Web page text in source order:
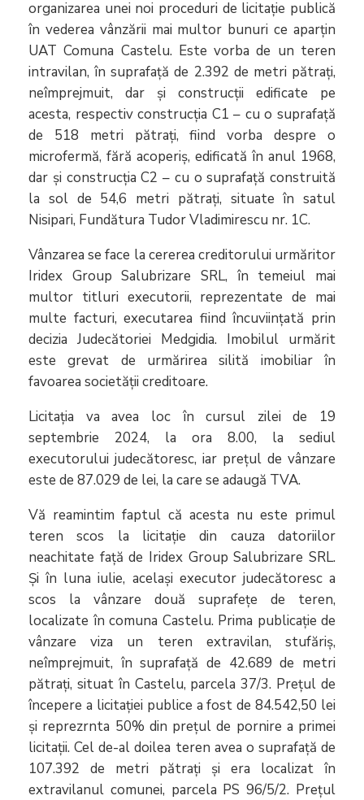
organizarea unei noi proceduri de licitație publică
în vederea vânzării mai multor bunuri ce aparțin
UAT Comuna Castelu. Este vorba de un teren
intravilan, în suprafață de 2.392 de metri pătrați,
neîmprejmuit, dar și construcții edificate pe
acesta, respectiv construcția C1 – cu o suprafață
de 518 metri pătrați, fiind vorba despre o
microfermă, fără acoperiș, edificată în anul 1968,
dar și construcția C2 – cu o suprafață construită
la sol de 54,6 metri pătrați, situate în satul
Nisipari, Fundătura Tudor Vladimirescu nr. 1C.
Vânzarea se face la cererea creditorului urmăritor
Iridex Group Salubrizare SRL, în temeiul mai
multor titluri executorii, reprezentate de mai
multe facturi, executarea fiind încuviințată prin
decizia Judecătoriei Medgidia. Imobilul urmărit
este grevat de urmărirea silită imobiliar în
favoarea societății creditoare.
Licitația va avea loc în cursul zilei de 19
septembrie 2024, la ora 8.00, la sediul
executorului judecătoresc, iar prețul de vânzare
este de 87.029 de lei, la care se adaugă TVA.
Vă reamintim faptul că acesta nu este primul
teren scos la licitație din cauza datoriilor
neachitate față de Iridex Group Salubrizare SRL.
Și în luna iulie, același executor judecătoresc a
scos la vânzare două suprafețe de teren,
localizate în comuna Castelu. Prima publicație de
vânzare viza un teren extravilan, stufăriș,
neîmprejmuit, în suprafață de 42.689 de metri
pătrați, situat în Castelu, parcela 37/3. Prețul de
începere a licitației publice a fost de 84.542,50 lei
și reprezrnta 50% din prețul de pornire a primei
licitații. Cel de-al doilea teren avea o suprafață de
107.392 de metri pătrați și era localizat în
extravilanul comunei, parcela PS 96/5/2. Prețul